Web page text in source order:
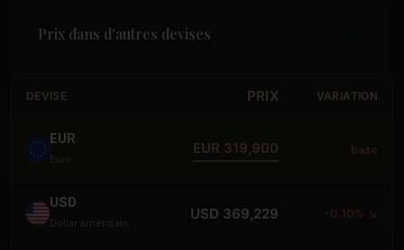
Prix dans d'autres devises
DEVISE PRIX VARIATION
EUR
Euro
EUR 319,900 base
USD
Dollar américain
USD 369,229 -0.10% ↘